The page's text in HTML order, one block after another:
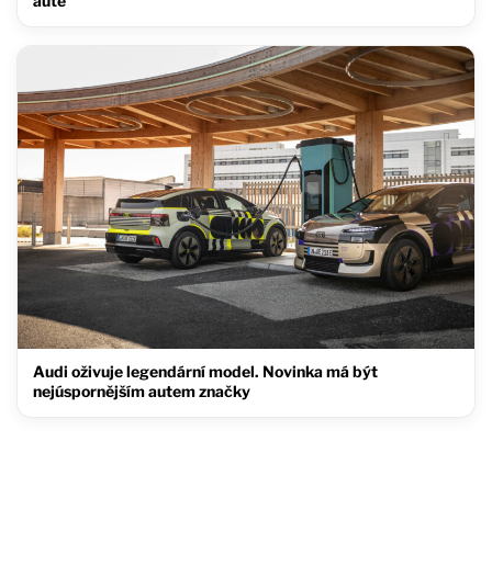
Audi oživuje legendární model. Novinka má být
nejúspornějším autem značky